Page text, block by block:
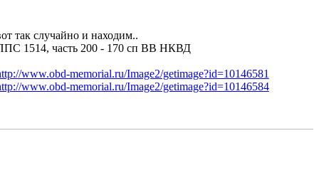
так случайно и находим..
1514, часть 200 - 170 сп ВВ НКВД
www.obd-memorial.ru/Image2/getimage?id=10146581
www.obd-memorial.ru/Image2/getimage?id=10146584